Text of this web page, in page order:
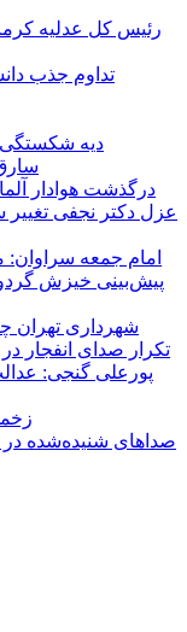
رئیس کل عدلیه
تداوم جذب
دیه شکستگی استخوان
۲
درگذشت هوادار
عزل دکتر نجفی تغییر
امام جمعه سراوان:
پیش‌بینی خیزش
شهرداری تهران
تکرار صدای انفجار
پورعلی گنجی:
زخمی شدن ۳
صداهای شنیده‌شده